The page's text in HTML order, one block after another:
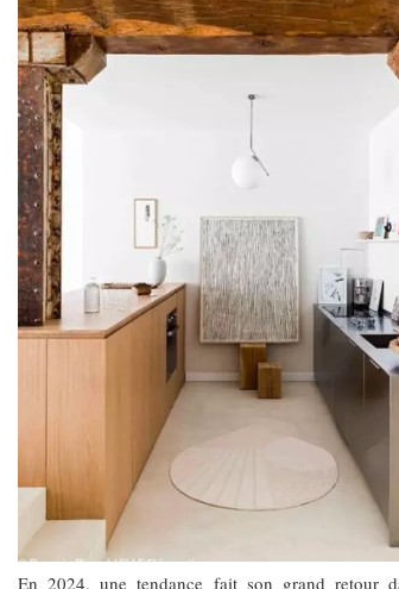
En 2024, une tendance fait son grand retour